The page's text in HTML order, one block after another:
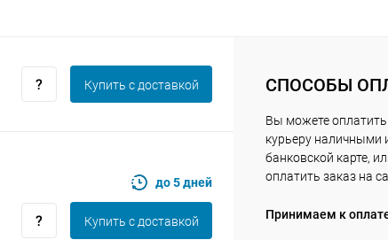
Купить c доставкой
до 5 дней
Купить c доставкой
СПОСОБЫ
Вы можете оплатить
курьеру наличными
банковской карте,
оплатить заказ на
Принимаем к
Подробнееоб оплате Плайтом
25
недели
Остались вопросы?